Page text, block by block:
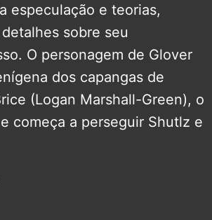
especulação e teorias,
sobre seu
O personagem de Glover
dos capangas de
(Logan Marshall-Green), o
começa a perseguir Shutlz e